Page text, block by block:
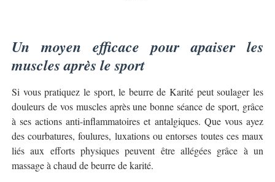
Un moyen efficace pour apaiser les
muscles après le sport
Si vous pratiquez le sport, le beurre de Karité peut soulager les
douleurs de vos muscles après une bonne séance de sport, grâce
à ses actions anti-inflammatoires et antalgiques. Que vous ayez
des courbatures, foulures, luxations ou entorses toutes ces maux
liés aux efforts physiques peuvent être allégées grâce à un
massage à chaud de beurre de karité.